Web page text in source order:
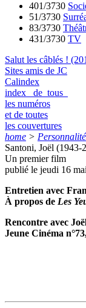
401/3730
51/3730
83/3730
431/3730 TV
Salut les câblés !
Sites amis de JC
Calindex
index de tous
les numéros
et de toutes
les couvertures
home >
Santoni, Joël (1943-
Un premier film
publié le jeudi 16
Entretien avec
À propos de Les
Rencontre avec
Jeune Cinéma